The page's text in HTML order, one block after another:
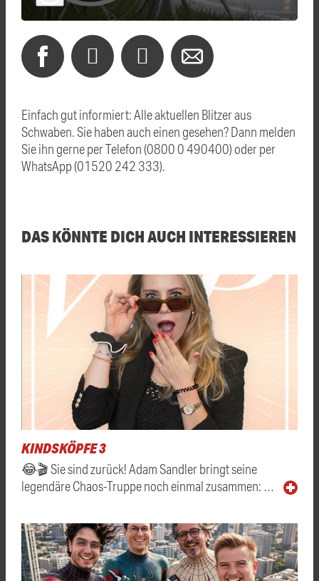
Einfach gut informiert: Alle aktuellen Blitzer aus
Schwaben. Sie haben auch einen gesehen? Dann melden
Sie ihn gerne per Telefon (0800 0 490400) oder per
WhatsApp (01520 242 333).
DAS KÖNNTE DICH AUCH INTERESSIEREN
KINDSKÖPFE 3
😂🎬 Sie sind zurück! Adam Sandler bringt seine
legendäre Chaos-Truppe noch einmal zusammen: …